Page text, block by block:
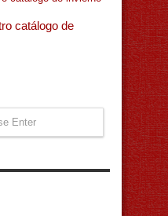
catálogo de